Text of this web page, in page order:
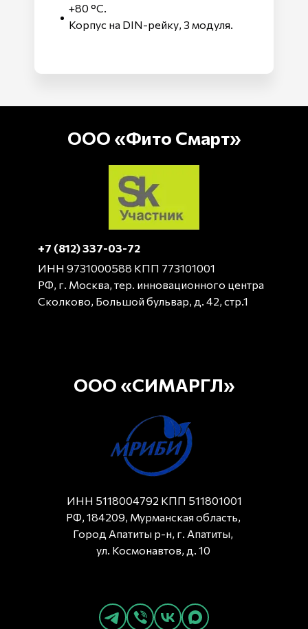
+80 °С.
Корпус на DIN-рейку, 3 модуля.
ООО «Фито Смарт»
+7 (812) 337-03-72
ИНН 9731000588 КПП 773101001
РФ, г. Москва, тер. инновационного центра
Сколково, Большой бульвар, д. 42, стр.1
ООО «СИМАРГЛ»
ИНН 5118004792 КПП 511801001
РФ, 184209, Мурманская область,
Город Апатиты р-н, г. Апатиты,
ул. Космонавтов, д. 10